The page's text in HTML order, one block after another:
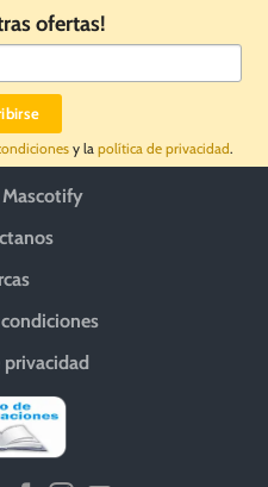
ofertas!
y la política de privacidad.
Mascotify